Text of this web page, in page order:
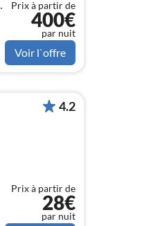
Prix à partir de
400€
par nuit
Voir l`offre
4.2
Prix à partir de
28€
par nuit